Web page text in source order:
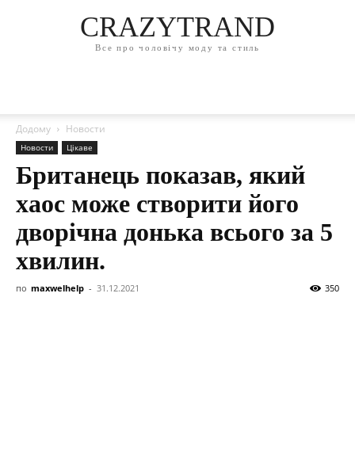
CRAZYTRAND
Все про чоловічу моду та стиль
Додому Новости
Новости Цікаве
Британець показав, який
хаос може створити його
дворічна донька всього за 5
хвилин.
по maxwelhelp - 31.12.2021 350